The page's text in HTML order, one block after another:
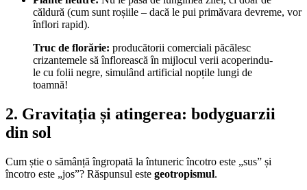
căldură (cum sunt roșiile – dacă le pui primăvara devreme, vor
înflori rapid).
Truc de florărie: producătorii comerciali păcălesc
crizantemele să înflorească în mijlocul verii acoperindu-
le cu folii negre, simulând artificial nopțile lungi de
toamnă!
2. Gravitația și atingerea: bodyguarzii
din sol
Cum știe o sămânță îngropată la întuneric încotro este „sus” și
încotro este „jos”? Răspunsul este geotropismul.